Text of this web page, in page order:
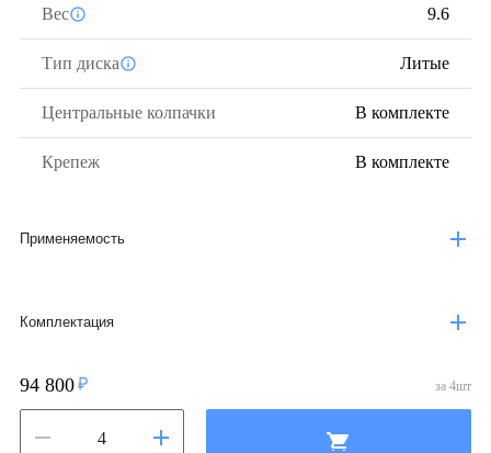
Вес 9.6
Тип диска Литые
Центральные колпачки В комплекте
Крепеж В комплекте
Применяемость
Комплектация
94 800 за 4шт